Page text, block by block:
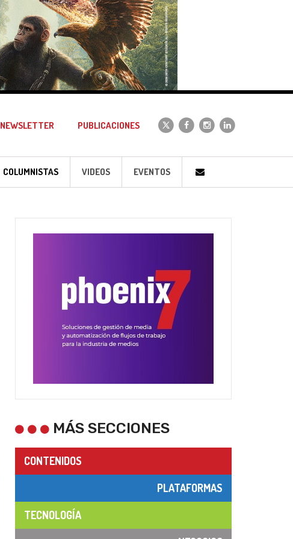
NEWSLETTER PUBLICACIONES
COLUMNISTAS VIDEOS EVENTOS
MÁS SECCIONES
CONTENIDOS
PLATAFORMAS
TECNOLOGÍA